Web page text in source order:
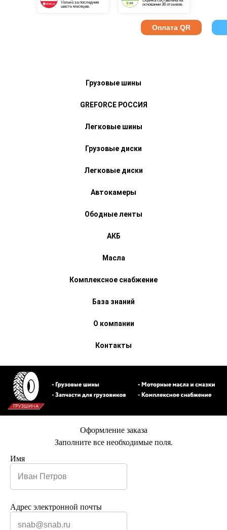
Оплата QR
основании 36 отзывов.
только за последние
шесть месяцев.
Грузовые шины
GREFORCE РОССИЯ
Легковые шины
Грузовые диски
Легковые диски
Автокамеры
Ободные ленты
АКБ
Масла
Комплексное снабжение
База знаний
О компании
Контакты
Оформление заказа
Заполните все необходимые поля.
Имя
Адрес электронной почты